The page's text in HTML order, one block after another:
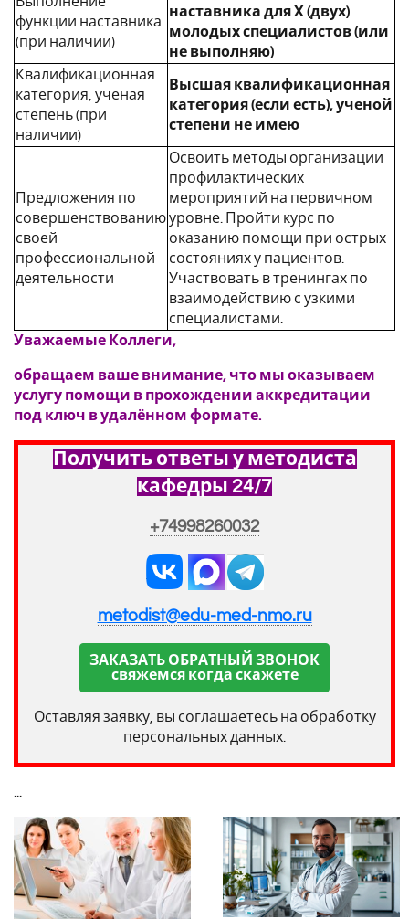
функции наставника
(при наличии)
наставника для Х (двух)
молодых специалистов (или
не выполняю)
Квалификационная
категория, ученая
степень (при
наличии)
Высшая квалификационная
категория (если есть), ученой
степени не имею
Предложения по
совершенствованию
своей
профессиональной
деятельности
Освоить методы организации
профилактических
мероприятий на первичном
уровне. Пройти курс по
оказанию помощи при острых
состояниях у пациентов.
Участвовать в тренингах по
взаимодействию с узкими
специалистами.
Уважаемые Коллеги,
обращаем ваше внимание, что мы оказываем
услугу помощи в прохождении аккредитации
под ключ в удалённом формате.
Получить ответы у методиста
кафедры 24/7
+74998260032
metodist@edu-med-nmo.ru
ЗАКАЗАТЬ ОБРАТНЫЙ ЗВОНОК
свяжемся когда скажете
Оставляя заявку, вы соглашаетесь на обработку
персональных данных.